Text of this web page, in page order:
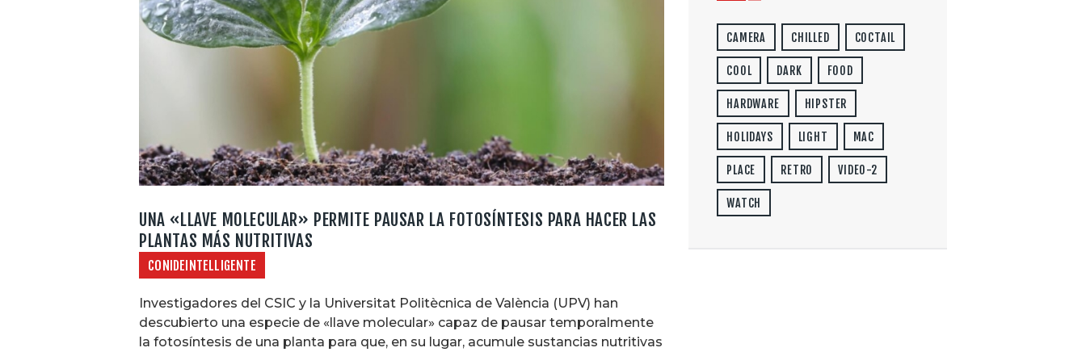
UNA «LLAVE MOLECULAR» PERMITE PAUSAR LA FOTOSÍNTESIS PARA HACER LAS
PLANTAS MÁS NUTRITIVAS
CONIDEINTELLIGENTE
Investigadores del CSIC y la Universitat Politècnica de València (UPV) han
descubierto una especie de «llave molecular» capaz de pausar temporalmente
la fotosíntesis de una planta para que, en su lugar, acumule sustancias nutritivas
CAMERA CHILLED COCTAIL
COOL DARK FOOD
HARDWARE HIPSTER
HOLIDAYS LIGHT MAC
PLACE RETRO VIDEO-2
WATCH